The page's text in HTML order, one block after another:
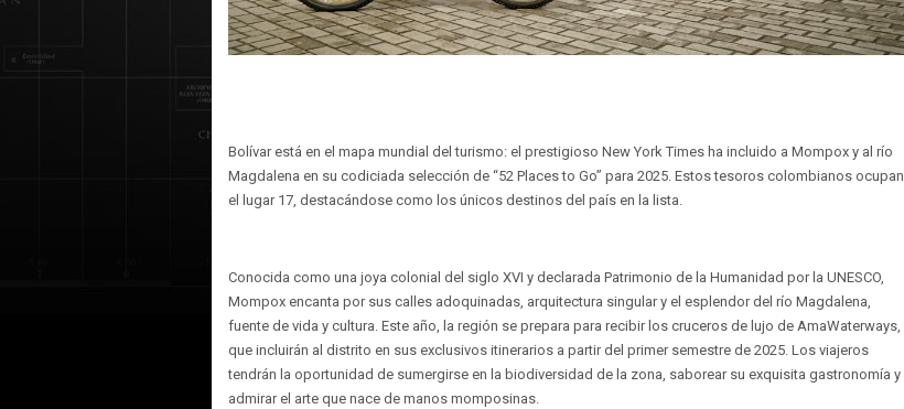
Bolívar está en el mapa mundial del turismo: el prestigioso New York Times ha incluido a Mompox y al río
Magdalena en su codiciada selección de “52 Places to Go” para 2025. Estos tesoros colombianos ocupan
el lugar 17, destacándose como los únicos destinos del país en la lista.
Conocida como una joya colonial del siglo XVI y declarada Patrimonio de la Humanidad por la UNESCO,
Mompox encanta por sus calles adoquinadas, arquitectura singular y el esplendor del río Magdalena,
fuente de vida y cultura. Este año, la región se prepara para recibir los cruceros de lujo de AmaWaterways,
que incluirán al distrito en sus exclusivos itinerarios a partir del primer semestre de 2025. Los viajeros
tendrán la oportunidad de sumergirse en la biodiversidad de la zona, saborear su exquisita gastronomía y
admirar el arte que nace de manos momposinas.